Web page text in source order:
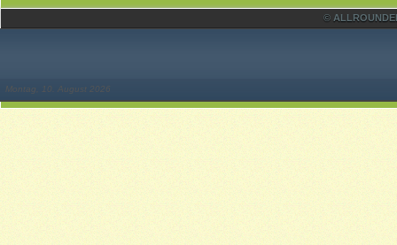
©
Montag, 10. August 2026